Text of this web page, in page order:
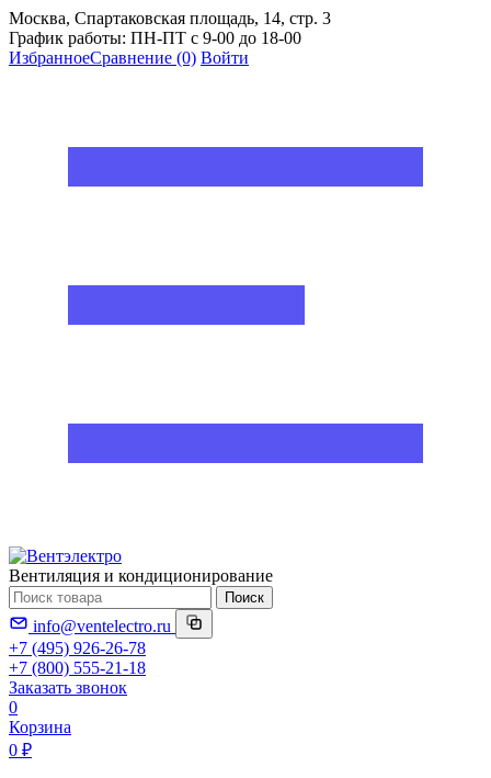
Москва, Спартаковская площадь, 14, стр. 3
График работы: ПН-ПТ с 9-00 до 18-00
ИзбранноеСравнение (0) Войти
Вентиляция и кондиционирование
Поиск
info@ventelectro.ru
+7 (495) 926-26-78
+7 (800) 555-21-18
Заказать звонок
0
Корзина
0 ₽